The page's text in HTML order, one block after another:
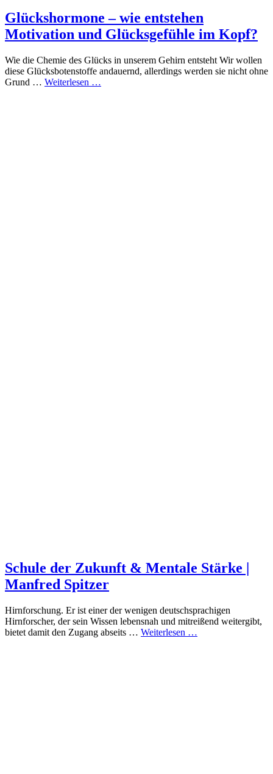
Glückshormone – wie entstehen
Motivation und Glücksgefühle im Kopf?
Wie die Chemie des Glücks in unserem Gehirn entsteht Wir wollen
diese Glücksbotenstoffe andauernd, allerdings werden sie nicht ohne
Grund … Weiterlesen …
Schule der Zukunft & Mentale Stärke |
Manfred Spitzer
Hirnforschung. Er ist einer der wenigen deutschsprachigen
Hirnforscher, der sein Wissen lebensnah und mitreißend weitergibt,
bietet damit den Zugang abseits … Weiterlesen …